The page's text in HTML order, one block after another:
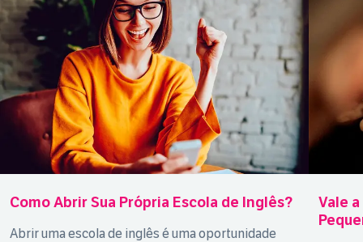
Como Abrir Sua Própria Escola de Inglês?
Abrir uma escola de inglês é uma oportunidade
Vale